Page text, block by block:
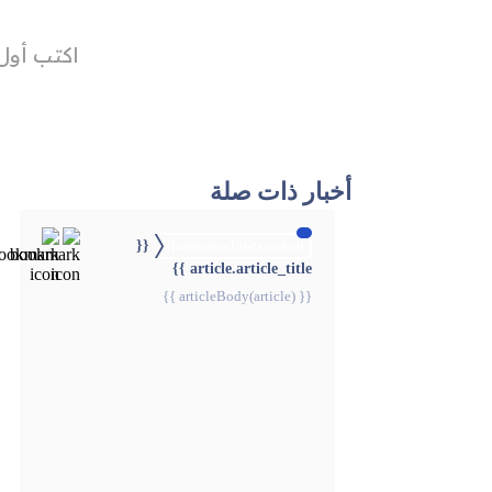
أخبار ذات صلة
{{
article.article_title }}
{{ articleBody(article) }}